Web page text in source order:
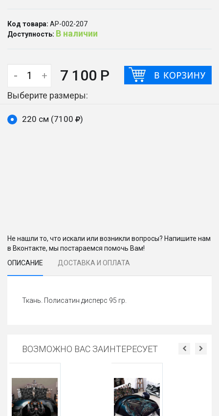
Код товара: АР-002-207
Доступность: В наличии
- + 7 100 Р
Выберите размеры:
220 см (7100 )
Не нашли то, что искали или возникли вопросы? Напишите нам
в Вконтакте, мы постараемся помочь Вам!
ОПИСАНИЕ
ДОСТАВКА И ОПЛАТА
Ткань. Полисатин дисперс 95 гр.
ВОЗМОЖНО ВАС ЗАИНТЕРЕСУЕТ